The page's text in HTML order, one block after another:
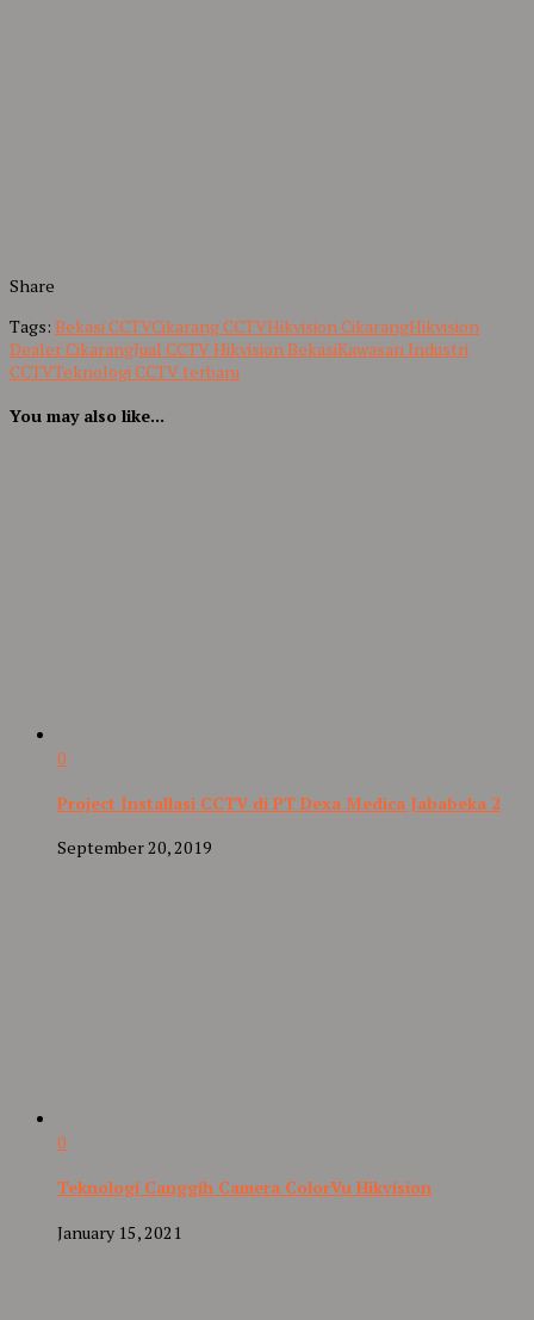
Share
Tags: Bekasi CCTVCikarang CCTVHikvision CikarangHikvision
Dealer CikarangJual CCTV Hikvision BekasiKawasan Industri
CCTVTeknologi CCTV terbaru
You may also like...
0
Project Installasi CCTV di PT Dexa Medica Jababeka 2
September 20, 2019
0
Teknologi Canggih Camera ColorVu Hikvision
January 15, 2021